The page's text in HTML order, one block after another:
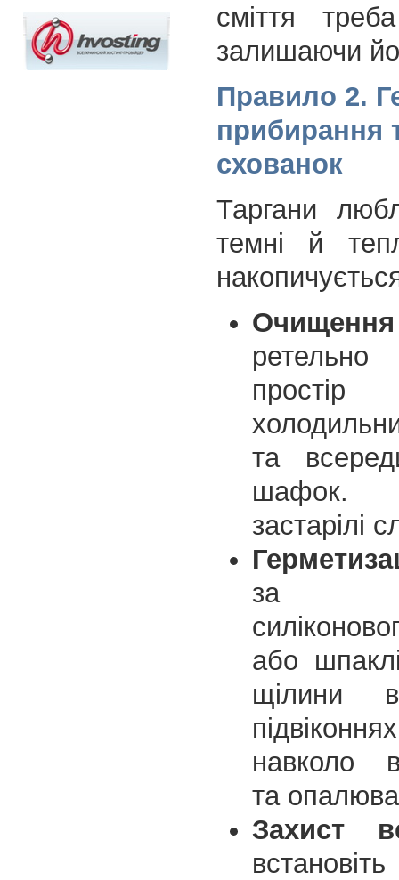
сміття
залишаючи
Правило 2.
прибирання
схованок
Таргани
темні й
та
шафок.
застарілі
за
або
щілини
навколо
та
Захист